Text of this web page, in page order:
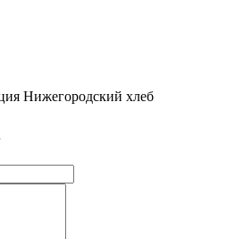
Нижегородский хлеб